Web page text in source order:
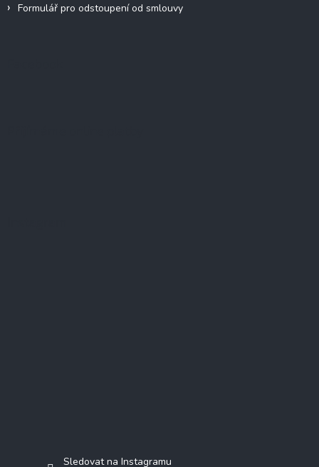
Formulář pro odstoupení od smlouvy
Sledovat na Instagramu